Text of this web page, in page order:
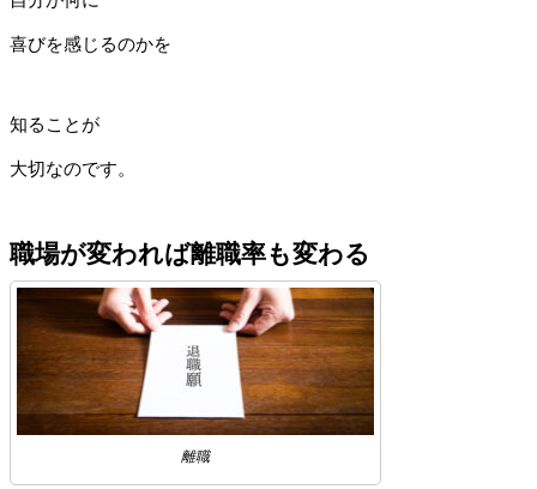
喜びを感じるのかを
知ることが
大切なのです。
職場が変われば離職率も変わる
離職